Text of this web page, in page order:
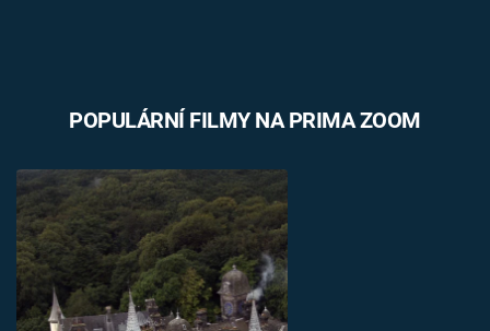
POPULÁRNÍ FILMY NA PRIMA ZOOM